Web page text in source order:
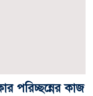
পরিচ্ছন্নের কাজ